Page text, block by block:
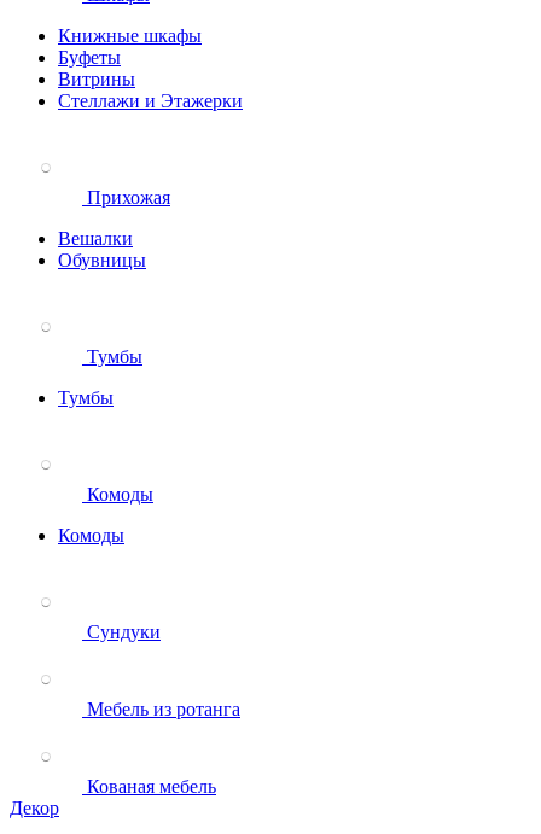
Книжные шкафы
Буфеты
Витрины
Стеллажи и Этажерки
Прихожая
Вешалки
Обувницы
Тумбы
Тумбы
Комоды
Комоды
Сундуки
Мебель из ротанга
Кованая мебель
Декор